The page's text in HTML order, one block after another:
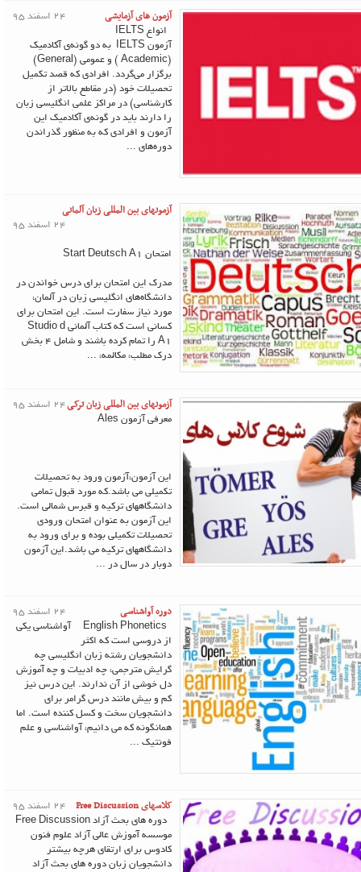
آزمون های آزمایشی
24 اسفند 95
انواع IELTS
آزمون IELTS به دو گونه‌ی آکادمیک
(Academic ) و عمومی (General)
برگزار می‌گردد. افرادی که قصد تکمیل
تحصیلات خود (در مقاطع بالاتر از
کارشناسی) در مراکز علمیِ انگلیسی ‌زبان
را دارند باید در گونه‌ی آکادمیک این
آزمون و افرادی که به منظور گذراندن
دوره‌های ...
آزمونهای بین المللی زبان آلمانی
24 اسفند 95
امتحان Start Deutsch A1
مدرک این امتحان برای درس خواندن در
دانشگاه‌های انگلیسی زبان در آلمان،
مورد نیاز سفارت است. این امتحان برای
کسانی است که کتاب آلمانی Studio d
A1 را تمام کرده باشند و شامل 4 بخش
درک مطلب، مکالمه، ...
آزمونهای بین المللی زبان ترکی24 اسفند 95
معرفی آزمون Ales
این آزمون،آزمون ورود به تحصیلات
تکمیلی می باشد.که مورد قبول تمامی
دانشگاههای ترکیه و قبرس شمالی است.
این آزمون به عنوان امتحان ورودی
تحصیلات تکمیلی بوده و برای ورود به
دانشگاههای ترکیه می باشد.این آزمون
دوبار در سال در ...
دوره آواشناسی
24 اسفند 95
English Phonetics آواشناسی یکی
از دروسی است که اکثر
دانشجویان رشته زبان انگلیسی چه
گرایش مترجمی، چه ادبیات و چه آموزش
دل خوشی از آن ندارند. این درس نیز
کم و بیش مانند درس گرامر برای
دانشجویان سخت و کسل کننده است. اما
همانگونه که می دانیم، آواشناسی و علم
فونتیک ...
کلاسهای Free Discussion
24 اسفند 95
دوره های بحث آزاد Free Discussion
موسسه آموزش عالی آزاد علوم فنون
کادوس برای ارتقای هرچه بیشتر
دانشجویان زبان دوره های بحث آزاد